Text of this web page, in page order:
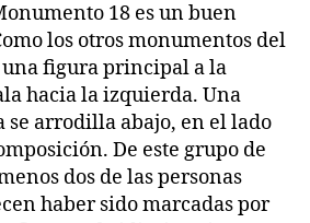
18 es un buen
los otros monumentos del
figura principal a la
hacia la izquierda. Una
arrodilla abajo, en el lado
De este grupo de
dos de las personas
haber sido marcadas por